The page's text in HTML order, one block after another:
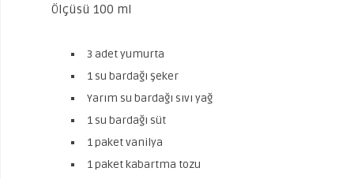
Ölçüsü 100 ml
3 adet yumurta
1 su bardağı şeker
Yarım su bardağı sıvı yağ
1 su bardağı süt
1 paket vanilya
1 paket kabartma tozu